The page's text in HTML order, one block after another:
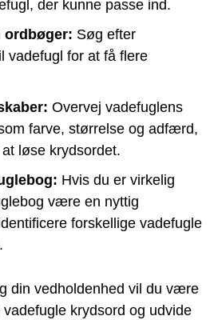
der kunne passe ind.
ordbøger: Søg efter
vadefugl for at få flere
Overvej vadefuglens
farve, størrelse og adfærd,
løse krydsordet.
Hvis du er virkelig
være en nyttig
forskellige vadefugle
din vedholdenhed vil du være
krydsord og udvide